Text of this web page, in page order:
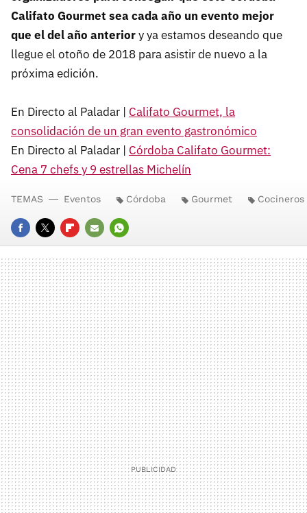
Califato Gourmet sea cada año un evento mejor
que el del año anteriory ya estamos deseando que
llegue el otoño de 2018 para asistir de nuevo a la
próxima edición.
En Directo al Paladar | Califato Gourmet, la
consolidación de un gran evento gastronómico
En Directo al Paladar | Córdoba Califato Gourmet:
Cena 7 chefs y 9 estrellas Michelín
FACEBOOK
TWITTERFLIPBOARD
E-
MAIL
WHATSAPP
TEMAS Eventos Córdoba Gourmet Cocineros